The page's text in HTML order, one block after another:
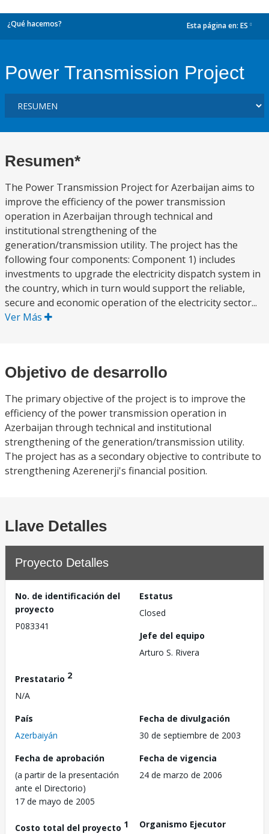
¿Qué hacemos? Esta página en: ES
Power Transmission Project
Resumen*
The Power Transmission Project for Azerbaijan aims to
improve the efficiency of the power transmission
operation in Azerbaijan through technical and
institutional strengthening of the
generation/transmission utility. The project has the
following four components: Component 1) includes
investments to upgrade the electricity dispatch system in
the country, which in turn would support the reliable,
secure and economic operation of the electricity sector...
Ver Más
Objetivo de desarrollo
The primary objective of the project is to improve the
efficiency of the power transmission operation in
Azerbaijan through technical and institutional
strengthening of the generation/transmission utility.
The project has as a secondary objective to contribute to
strengthening Azerenerji's financial position.
Llave Detalles
Proyecto Detalles
No. de identificación del
proyecto
P083341
Estatus
Closed
Jefe del equipo
Arturo S. Rivera
Prestatario 2
N/A
País
Azerbaiyán
Fecha de divulgación
30 de septiembre de 2003
Fecha de aprobación
(a partir de la presentación
ante el Directorio)
17 de mayo de 2005
Fecha de vigencia
24 de marzo de 2006
Costo total del proyecto 1
Organismo Ejecutor